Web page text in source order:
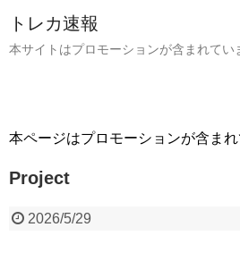
トレカ速報
本サイトはプロモーションが含まれてい
本ページはプロモーションが含ま
Project
2026/5/29